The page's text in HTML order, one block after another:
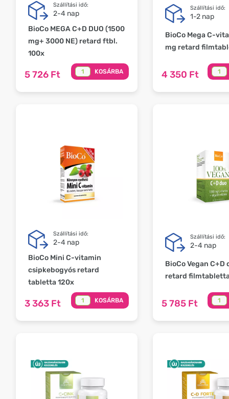
Szállítási idő:
2-4 nap
BioCo MEGA C+D DUO (1500
mg+ 3000 NE) retard ftbl.
100x
5 726 Ft KOSÁRBA
Szállítási idő:
1-2 nap
BioCo Mega C-
mg retard
4 350 Ft
Szállítási idő:
2-4 nap
BioCo Mini C-vitamin
csipkebogyós retard
tabletta 120x
3 363 Ft KOSÁRBA
Szállítási idő:
2-4 nap
BioCo Vegan C+D
retard
5 785 Ft